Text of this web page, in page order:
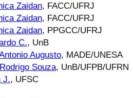
Zaidan, FACC/UFRJ
Zaidan, FACC/UFRJ
Zaidan, PPGCC/UFRJ
C., UnB
Augusto, MADE/UNESA
Souza, UnB/UFPB/UFRN
J., UFSC